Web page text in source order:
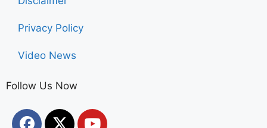
Privacy Policy
Video News
Follow Us Now